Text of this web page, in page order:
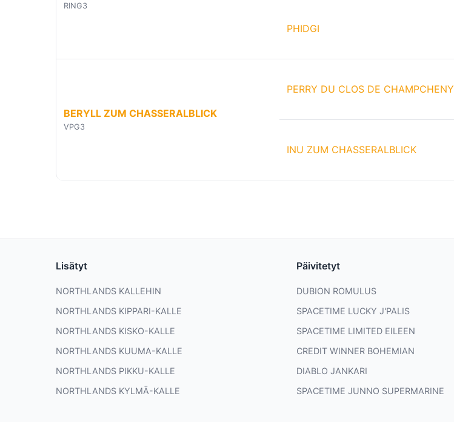
RING3
PHIDGI
BERYLL ZUM CHASSERALBLICK
VPG3
PERRY DU CLOS DE CHAMPCHENY
INU ZUM CHASSERALBLICK
Lisätyt
NORTHLANDS KALLEHIN
NORTHLANDS KIPPARI-KALLE
NORTHLANDS KISKO-KALLE
NORTHLANDS KUUMA-KALLE
NORTHLANDS PIKKU-KALLE
NORTHLANDS KYLMÄ-KALLE
Päivitetyt
DUBION ROMULUS
SPACETIME LUCKY J'PALIS
SPACETIME LIMITED EILEEN
CREDIT WINNER BOHEMIAN
DIABLO JANKARI
SPACETIME JUNNO SUPERMARINE